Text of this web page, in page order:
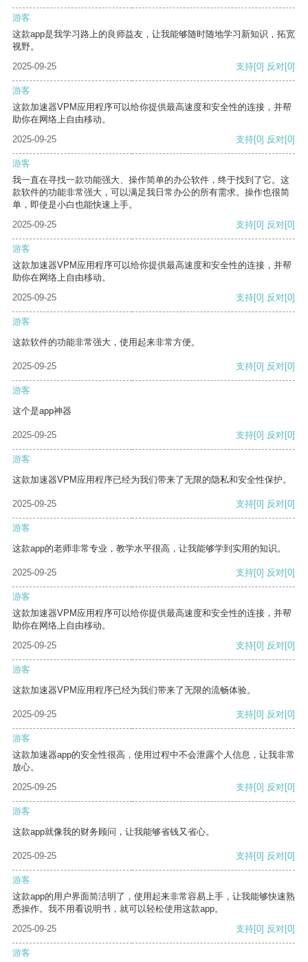
游客
这款app是我学习路上的良师益友，让我能够随时随地学习新知识，拓宽
视野。
2025-09-25
支持[0] 反对[0]
游客
这款加速器VPM应用程序可以给你提供最高速度和安全性的连接，并帮
助你在网络上自由移动。
2025-09-25
支持[0] 反对[0]
游客
我一直在寻找一款功能强大、操作简单的办公软件，终于找到了它。这
款软件的功能非常强大，可以满足我日常办公的所有需求。操作也很简
单，即使是小白也能快速上手。
2025-09-25
支持[0] 反对[0]
游客
这款加速器VPM应用程序可以给你提供最高速度和安全性的连接，并帮
助你在网络上自由移动。
2025-09-25
支持[0] 反对[0]
游客
这款软件的功能非常强大，使用起来非常方便。
2025-09-25 支持[0] 反对[0]
游客
这个是app神器
2025-09-25 支持[0] 反对[0]
游客
这款加速器VPM应用程序已经为我们带来了无限的隐私和安全性保护。
2025-09-25 支持[0] 反对[0]
游客
这款app的老师非常专业，教学水平很高，让我能够学到实用的知识。
2025-09-25 支持[0] 反对[0]
游客
这款加速器VPM应用程序可以给你提供最高速度和安全性的连接，并帮
助你在网络上自由移动。
2025-09-25
支持[0] 反对[0]
游客
这款加速器VPM应用程序已经为我们带来了无限的流畅体验。
2025-09-25 支持[0] 反对[0]
游客
这款加速器app的安全性很高，使用过程中不会泄露个人信息，让我非常
放心。
2025-09-25
支持[0] 反对[0]
游客
这款app就像我的财务顾问，让我能够省钱又省心。
2025-09-25 支持[0] 反对[0]
游客
这款app的用户界面简洁明了，使用起来非常容易上手，让我能够快速熟
悉操作。我不用看说明书，就可以轻松使用这款app。
2025-09-25
支持[0] 反对[0]
游客